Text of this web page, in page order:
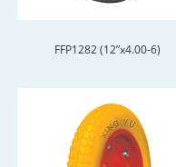
FFP1282 (12”x4.00-6)